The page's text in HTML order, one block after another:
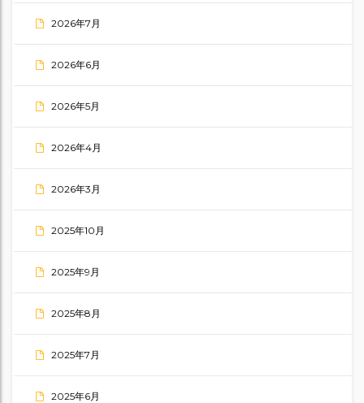
2026年7月
2026年6月
2026年5月
2026年4月
2026年3月
2025年10月
2025年9月
2025年8月
2025年7月
2025年6月